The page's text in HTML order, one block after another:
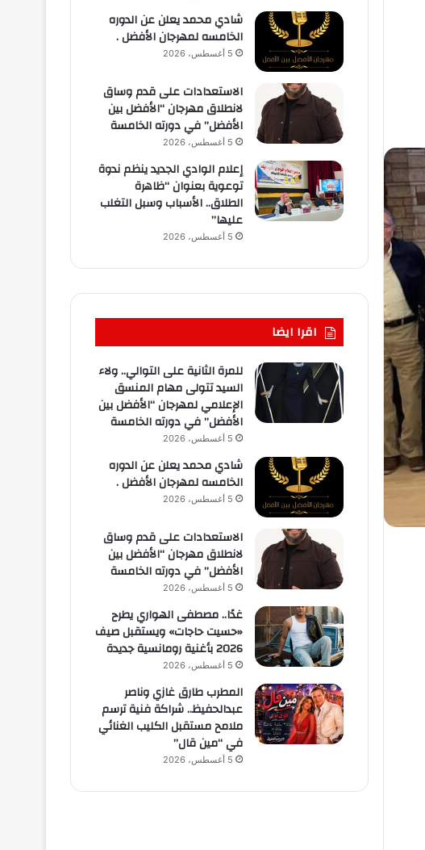
شادي محمد يعلن عن الدوره
الخامسه لمهرجان الأفضل .
5 أغسطس، 2026
الاستعدادات على قدم وساق
لانطلاق مهرجان “الأفضل بين
الأفضل” في دورته الخامسة
5 أغسطس، 2026
إعلام الوادي الجديد ينظم ندوة
توعوية بعنوان “ظاهرة
الطلاق.. الأسباب وسبل التغلب
عليها”
5 أغسطس، 2026
اقرا ايضا
للمرة الثانية على التوالي.. ولاء
السيد تتولى مهام المنسق
الإعلامي لمهرجان “الأفضل بين
الأفضل” في دورته الخامسة
5 أغسطس، 2026
شادي محمد يعلن عن الدوره
الخامسه لمهرجان الأفضل .
5 أغسطس، 2026
الاستعدادات على قدم وساق
لانطلاق مهرجان “الأفضل بين
الأفضل” في دورته الخامسة
5 أغسطس، 2026
غدًا.. مصطفى الهواري يطرح
«حسيت حاجات» ويستقبل صيف
2026 بأغنية رومانسية جديدة
5 أغسطس، 2026
المطرب طارق غازي وناصر
عبدالحفيظ.. شراكة فنية ترسم
ملامح مستقبل الكليب الغنائي
في “مين قال”
5 أغسطس، 2026